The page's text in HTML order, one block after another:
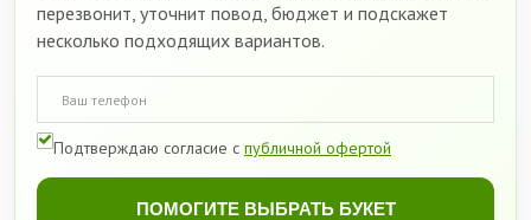
перезвонит, уточнит повод, бюджет и подскажет
несколько подходящих вариантов.
Подтверждаю согласие с публичной офертой
ПОМОГИТЕ ВЫБРАТЬ БУКЕТ